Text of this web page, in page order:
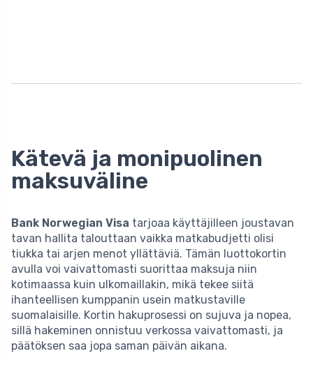
Kätevä ja monipuolinen
maksuväline
Bank Norwegian Visa tarjoaa käyttäjilleen joustavan
tavan hallita talouttaan vaikka matkabudjetti olisi
tiukka tai arjen menot yllättäviä. Tämän luottokortin
avulla voi vaivattomasti suorittaa maksuja niin
kotimaassa kuin ulkomaillakin, mikä tekee siitä
ihanteellisen kumppanin usein matkustaville
suomalaisille. Kortin hakuprosessi on sujuva ja nopea,
sillä hakeminen onnistuu verkossa vaivattomasti, ja
päätöksen saa jopa saman päivän aikana.